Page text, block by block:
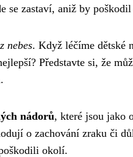
se zastaví, aniž by
nebes. Když léčíme dětské
Představte si, že
nádorů, které jsou jako
o zachování zraku či
okolí.